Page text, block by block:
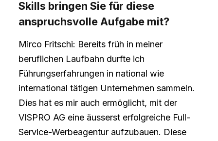
Skills bringen Sie für diese
anspruchsvolle Aufgabe mit?
Mirco Fritschi: Bereits früh in meiner
beruflichen Laufbahn durfte ich
Führungserfahrungen in national wie
international tätigen Unternehmen sammeln.
Dies hat es mir auch ermöglicht, mit der
VISPRO AG eine äusserst erfolgreiche Full-
Service-Werbeagentur aufzubauen. Diese